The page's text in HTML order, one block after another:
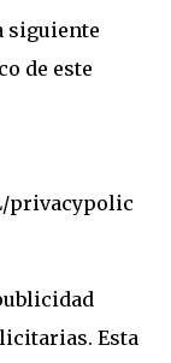
siguiente
de este
privacypolic
Esta